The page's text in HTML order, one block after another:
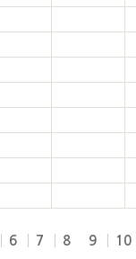
6 7 8 9 10